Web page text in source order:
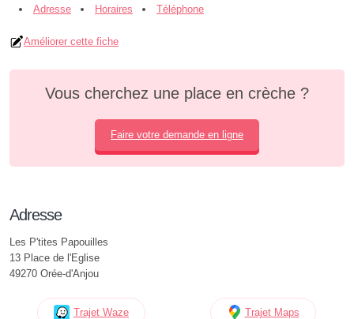
Adresse
Horaires Téléphone
Améliorer cette fiche
Vous cherchez une place en crèche ?
Faire votre demande en ligne
Adresse
Les P'tites Papouilles
13 Place de l'Eglise
49270 Orée-d'Anjou
Trajet Waze Trajet Maps